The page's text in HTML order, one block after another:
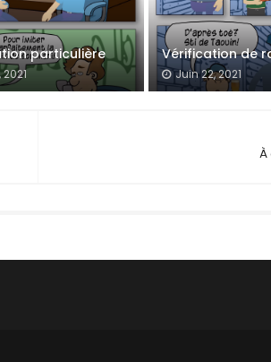
particulière Vérification de
Juin 22, 2021